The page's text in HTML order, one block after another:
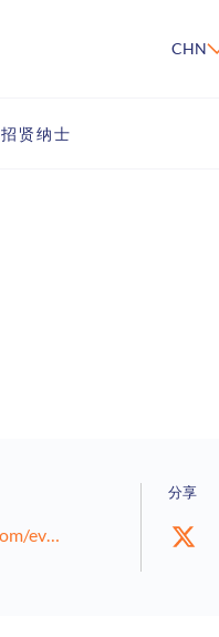
CHN
招贤纳士
dealmakersforums.com/event/ip-europe-2025/
分享